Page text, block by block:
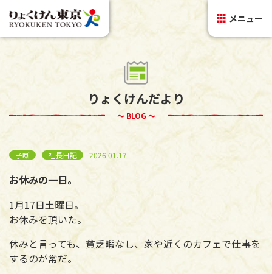
メニュー
りょくけんだより
～ BLOG ～
子噺 社長日記 2026.01.17
お休みの一日。
1月17日土曜日。
お休みを頂いた。
休みと言っても、貧乏暇なし、家や近くのカフェで仕事を
するのが常だ。